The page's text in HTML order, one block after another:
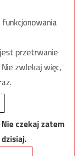
przetrwanie
zwlekaj więc,
czekaj zatem